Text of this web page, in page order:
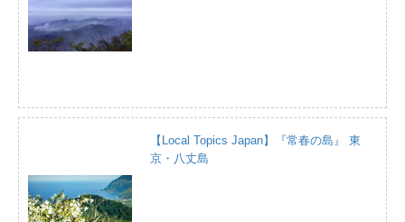
【Local Topics Japan】『常春の島』 東
京・八丈島